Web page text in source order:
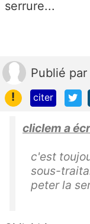
serrure...
Publié par
!
citer
cliclem a
c'est
sous-
peter la